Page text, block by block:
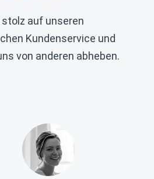
stolz auf unseren
Kundenservice und
von anderen abheben.